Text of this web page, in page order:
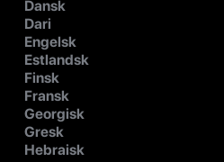
Dansk
Dari
Engelsk
Estlandsk
Finsk
Fransk
Georgisk
Gresk
Hebraisk